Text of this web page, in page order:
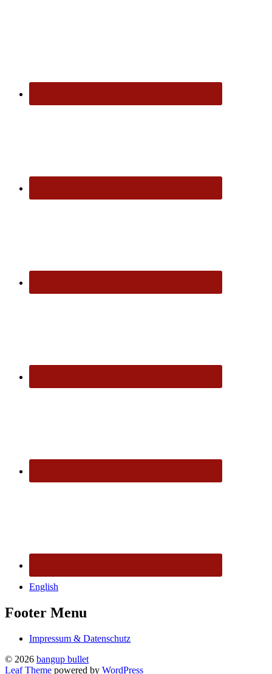
English
Footer Menu
Impressum & Datenschutz
© 2026 bangup bullet
Leaf Theme powered by WordPress